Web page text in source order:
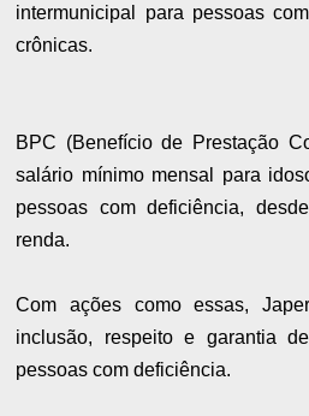
intermunicipal para pessoas
crônicas.
BPC (Benefício de Prestação
salário mínimo mensal para
pessoas com deficiência,
renda.
Com ações como essas,
inclusão, respeito e garantia
pessoas com deficiência.